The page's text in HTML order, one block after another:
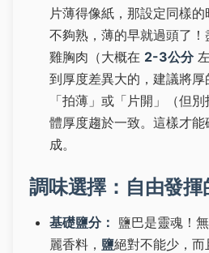
片薄得像紙，那設定同樣
不夠熟，薄的早就過頭了！
雞胸肉（大概在 2-3公分
到厚度差異大的，建議將
「拍薄」或「片開」（但
體厚度趨於一致。這樣才
成。
調味選擇：自由發揮
基礎鹽分： 鹽巴是靈魂！
麗香料， 鹽絕對不能少，而